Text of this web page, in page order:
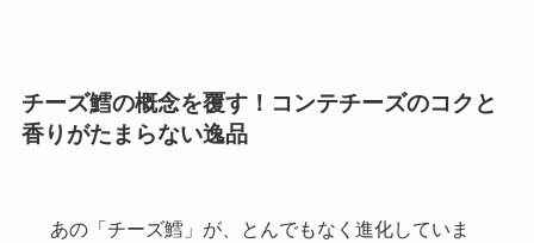
チーズ鱈の概念を覆す！コンテチーズのコクと
香りがたまらない逸品
あの「チーズ鱈」が、とんでもなく進化していま